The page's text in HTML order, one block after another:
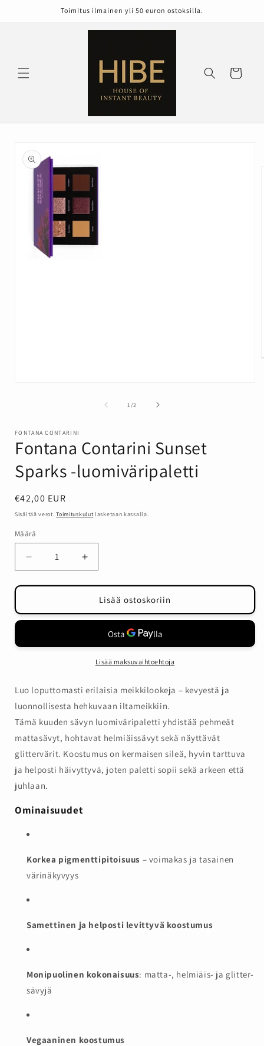
Toimitus ilmainen yli 50 euron ostoksilla.
Ostoskori
tuotetietoihin
1 //2
FONTANA CONTARINI
Fontana Contarini Sunset
Sparks -luomiväripaletti
Normaalihinta
€42,00 EUR
Sisältää verot.Toimituskulut lasketaan kassalla.
Määrä
Määrä
Vähennä
tuotteen
Fontana
Sunset
Sparks
luomiväripaletti
Lisää
tuotteen
Fontana
Contarini
Sunset
Sparks
luomiväripaletti
määrää
Lisää ostoskoriin
Lisää maksuvaihtoehtoja
Luo loputtomasti erilaisia meikkilookeja – kevyestä ja
luonnollisesta hehkuvaan iltameikkiin.
Tämä kuuden sävyn luomiväripaletti yhdistää pehmeät
mattasävyt, hohtavat helmiäissävyt sekä näyttävät
glittervärit. Koostumus on kermaisen sileä, hyvin tarttuva
ja helposti häivyttyvä, joten paletti sopii sekä arkeen että
juhlaan.
Ominaisuudet
Korkea pigmenttipitoisuus – voimakas ja tasainen
värinäkyvyys
Samettinen ja helposti levittyvä koostumus
Monipuolinen kokonaisuus: matta-, helmiäis- ja glitter-
sävyjä
Vegaaninen koostumus